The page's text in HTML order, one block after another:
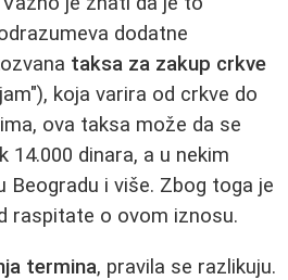
dodatne
taksa za zakup crkve
koja varira od crkve do
ova taksa može da se
14.000 dinara, a u nekim
Beogradu i više. Zbog toga je
raspitate o ovom iznosu.
termina, pravila se razlikuju.